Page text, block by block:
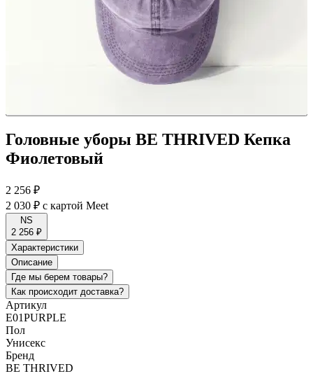
Головные уборы BE THRIVED Кепка
Фиолетовый
2 256 ₽
2 030 ₽ с картой Meet
NS
2 256 ₽
Характеристики
Описание
Где мы берем товары?
Как происходит доставка?
Артикул
E01PURPLE
Пол
Унисекс
Бренд
BE THRIVED